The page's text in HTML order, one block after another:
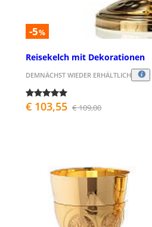
-5%
Reisekelch mit Dekorationen
DEMNÄCHST WIEDER ERHÄLTLICH
€ 103,55 € 109,00